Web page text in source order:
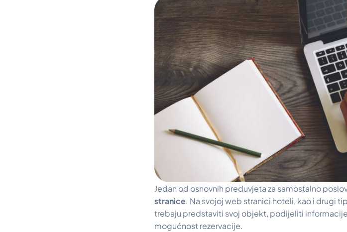
Jedan od osnovnih preduvjeta za samostalno
stranice. Na svojoj web stranici hoteli, kao i drugi
trebaju predstaviti svoj objekt, podijeliti
mogućnost rezervacije.